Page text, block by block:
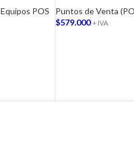
Equipos POS
Puntos de Venta
$579.000 + IVA